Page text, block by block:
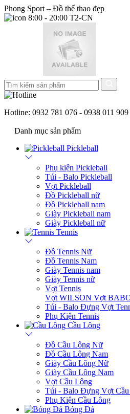
Phong Sport – Đồ thể thao đẹp
8:00 - 20:00 T2-CN
Hotline: 0932 781 076 - 0938 011 909
Danh mục sản phẩm
Pickleball
Phụ kiện Pickleball
Túi - Balo Pickleball
Vợt Pickleball
Đồ Pickleball nữ
Đồ Pickleball nam
Giày Pickleball nam
Giày Pickleball nữ
Tennis
Đồ Tennis Nữ
Đồ Tennis Nam
Giày Tennis nam
Giày Tennis nữ
Vợt Tennis
Vợt WILSON Vợt
Túi - Balo Đựng Vợt
Phụ Kiện Tennis
Cầu Lông
Đồ Cầu Lông Nữ
Đồ Cầu Lông Nam
Giày Cầu Lông Nữ
Giày Cầu Lông Nam
Vợt Cầu Lông
Túi - Balo Đựng Vợt
Phụ Kiện Cầu Lông
Bóng Đá